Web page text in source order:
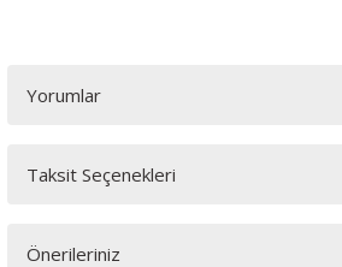
Yorumlar
Taksit Seçenekleri
Önerileriniz